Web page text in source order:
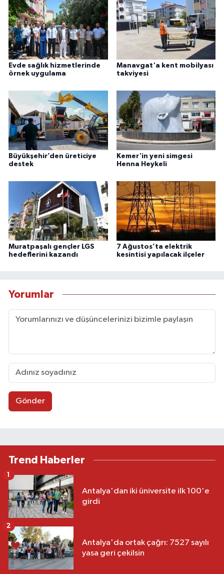
Evde sağlık hizmetlerinde
örnek uygulama
Manavgat'a kent mobilyası
takviyesi
Büyükşehir’den üreticiye
destek
Kemer'in yeni simgesi
Henna Heykeli
Muratpaşalı gençler LGS
hedeflerini kazandı
7 Ağustos’ta elektrik
kesintisi yapılacak ilçeler
Yorumlar
Gönder
Trend Haberler
Antalya'dan iki üniversite ilk 100'e
girdi
1
Antalya'da ortak çağrı: 7527 sayılı
yasa geri çekilsin
2